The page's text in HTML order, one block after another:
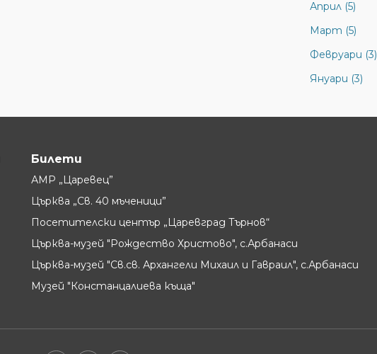
Април (5)
Март (5)
Февруари (3)
Януари (3)
Билети
АМР „Царевец”
Църква „Св. 40 мъченици”
Посетителски център „Царевград Търнов“
Църква-музей "Рождество Христово", с.Арбанаси
Църква-музей "Св.св. Архангели Михаил и Гавраил", с.Арбанаси
Музей "Констанцалиева къща"